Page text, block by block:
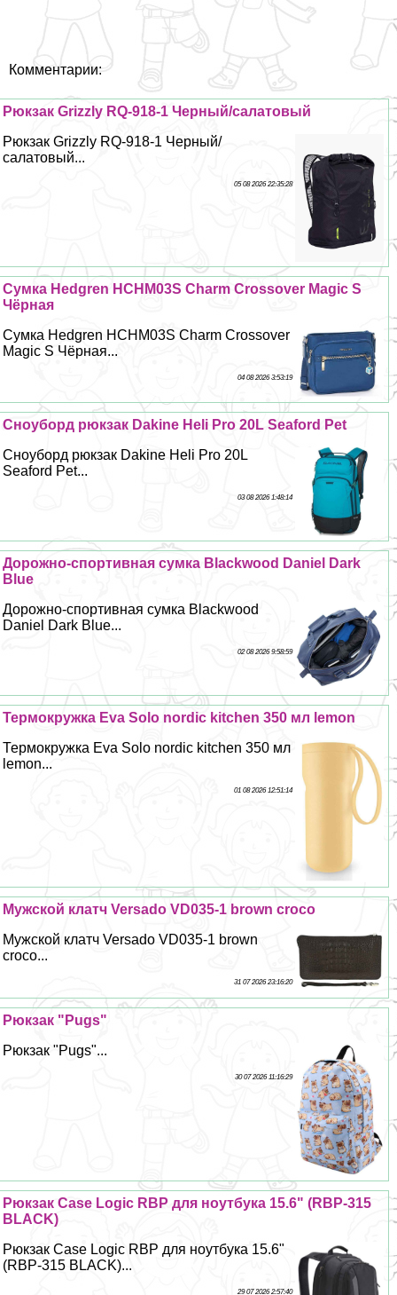
Комментарии:
Рюкзак Grizzly RQ-918-1 Черный/салатовый
Рюкзак Grizzly RQ-918-1 Черный/
салатовый...
05 08 2026 22:35:28
Сумка Hedgren HCHM03S Charm Crossover Magic S
Чёрная
Сумка Hedgren HCHM03S Charm Crossover
Magic S Чёрная...
04 08 2026 3:53:19
Сноуборд рюкзак Dakine Heli Pro 20L Seaford Pet
Сноуборд рюкзак Dakine Heli Pro 20L
Seaford Pet...
03 08 2026 1:48:14
Дорожно-спортивная сумка Blackwood Daniel Dark
Blue
Дорожно-спортивная сумка Blackwood
Daniel Dark Blue...
02 08 2026 9:58:59
Термокружка Eva Solo nordic kitchen 350 мл lemon
Термокружка Eva Solo nordic kitchen 350 мл
lemon...
01 08 2026 12:51:14
Мужской клатч Versado VD035-1 brown croco
Мужской клатч Versado VD035-1 brown
croco...
31 07 2026 23:16:20
Рюкзак "Pugs"
Рюкзак "Pugs"...
30 07 2026 11:16:29
Рюкзак Case Logic RBP для ноутбука 15.6" (RBP-315
BLACK)
Рюкзак Case Logic RBP для ноутбука 15.6"
(RBP-315 BLACK)...
29 07 2026 2:57:40